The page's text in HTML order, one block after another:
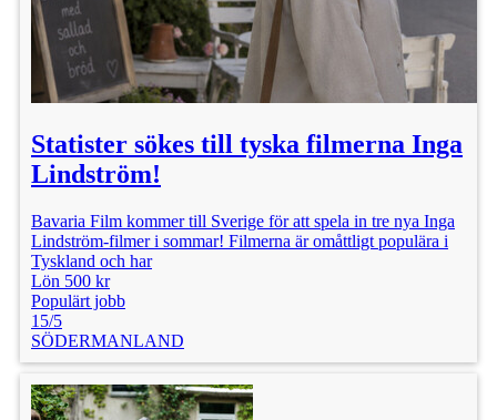
Statister sökes till tyska filmerna Inga
Lindström!
Bavaria Film kommer till Sverige för att spela in tre nya Inga
Lindström-filmer i sommar! Filmerna är omåttligt populära i
Tyskland och har
Lön 500 kr
Populärt jobb
15/5
SÖDERMANLAND